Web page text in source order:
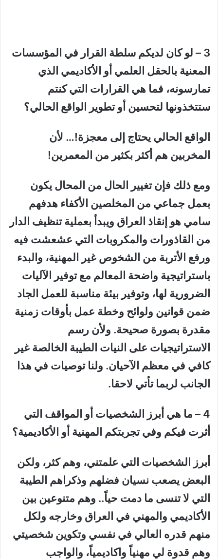
3 – لو كان لديكم سلطة القرار في المؤسسات
المعنية بالحقل العلمي أو الأكاديمي الذي
تمارسونه، فما هي القرارات التي كنتم
ستتخذونها لتحسين أو تطوير الواقع الحالي؟
الواقع الحالي يحتاج إلى معجزة!… لأن
المخربين هم أكثر بكثير من المعمرين!
ومع ذلك فإن تغيير الحال من المحال يكون
بعمل جماعي من المخلصين الأكفاء هدفهم
سامي هو إنقاذ العراق ويبدأ بعملية تنظيف الدار
من القاذورات والمكروبات التي عشعشت فيه
ورفع الأتربة من الشخوص غير المهنية، والبدء
باستراتيجية واضحة المعالم مع توفير الآليات
الضرورية لها، وتوفير بيئة مناسبة للعمل الجاد
ضمن قوانين ولوائح وخطة عمل بأوقات زمنية
مقدرة بصورة صحيحة. ولأن رسم
الاستراتيجيات على النيات الطيبة الخالصة غير
كافي في معظم الآحيان. ولنا توصيات في هذا
الجانب لربما تأتي لاحقا.
4 – ما هي أبرز الشخصيات أو المواقف التي
أثرت فيكم وفي تجربتكم المهنية أو الأكاديمية؟
أبرز الشخصيات التي علمتني، وهم كثر، ولكن
البعض يصعب نسيان فضلهم وذكراهم الطيبة
التي لا تنسى ما دمت حياً.. وهم متنوعين بين
الأكاديمي والمهني في العراق وخارجه ولكل
منهم قدره العالي في نفسي وتكوين شخصيتي
وهم قدوة لي مهنياً واكاديمياً، والواجب